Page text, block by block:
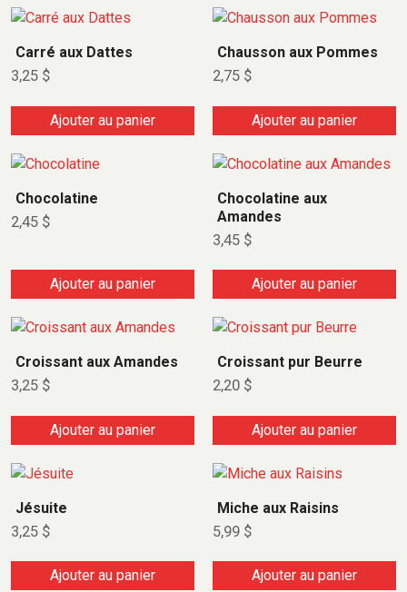
Carré aux Dattes
3,25 $
Ajouter au panier
Chausson aux Pommes
2,75 $
Ajouter au panier
Chocolatine
2,45 $
Ajouter au panier
Chocolatine aux
Amandes
3,45 $
Ajouter au panier
Croissant aux Amandes
3,25 $
Ajouter au panier
Croissant pur Beurre
2,20 $
Ajouter au panier
Jésuite
3,25 $
Ajouter au panier
Miche aux Raisins
5,99 $
Ajouter au panier